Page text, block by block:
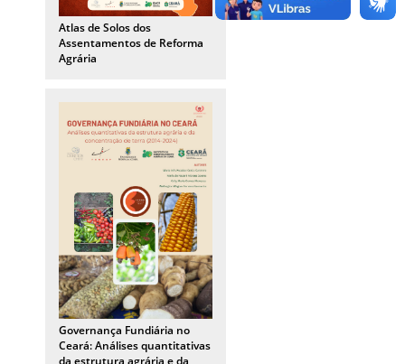
Atlas de Solos dos
Assentamentos de Reforma
Agrária
Governança Fundiária no
Ceará: Análises quantitativas
da estrutura agrária e da